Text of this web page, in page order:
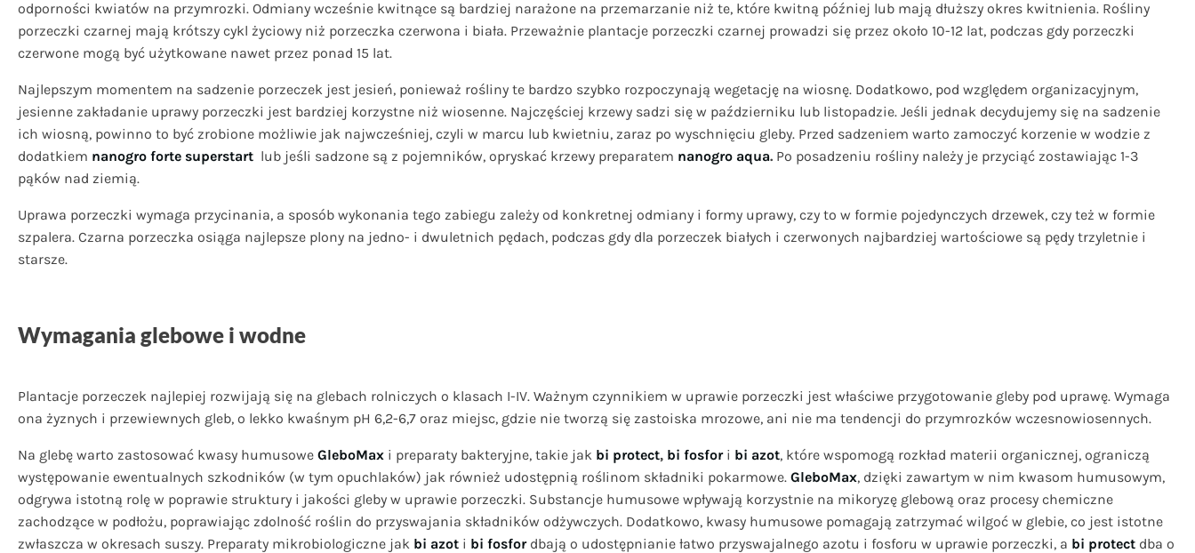
odporności kwiatów na przymrozki. Odmiany wcześnie kwitnące są bardziej narażone na przemarzanie niż te, które kwitną później lub mają dłuższy okres kwitnienia. Rośliny
porzeczki czarnej mają krótszy cykl życiowy niż porzeczka czerwona i biała. Przeważnie plantacje porzeczki czarnej prowadzi się przez około 10-12 lat, podczas gdy porzeczki
czerwone mogą być użytkowane nawet przez ponad 15 lat.
Najlepszym momentem na sadzenie porzeczek jest jesień, ponieważ rośliny te bardzo szybko rozpoczynają wegetację na wiosnę. Dodatkowo, pod względem organizacyjnym,
jesienne zakładanie uprawy porzeczki jest bardziej korzystne niż wiosenne. Najczęściej krzewy sadzi się w październiku lub listopadzie. Jeśli jednak decydujemy się na sadzenie
ich wiosną, powinno to być zrobione możliwie jak najwcześniej, czyli w marcu lub kwietniu, zaraz po wyschnięciu gleby. Przed sadzeniem warto zamoczyć korzenie w wodzie z
dodatkiem nanogro forte superstart lub jeśli sadzone są z pojemników, opryskać krzewy preparatem nanogro aqua. Po posadzeniu rośliny należy je przyciąć zostawiając 1-3
pąków nad ziemią.
Uprawa porzeczki wymaga przycinania, a sposób wykonania tego zabiegu zależy od konkretnej odmiany i formy uprawy, czy to w formie pojedynczych drzewek, czy też w formie
szpalera. Czarna porzeczka osiąga najlepsze plony na jedno- i dwuletnich pędach, podczas gdy dla porzeczek białych i czerwonych najbardziej wartościowe są pędy trzyletnie i
starsze.
Wymagania glebowe i wodne
Plantacje porzeczek najlepiej rozwijają się na glebach rolniczych o klasach I-IV. Ważnym czynnikiem w uprawie porzeczki jest właściwe przygotowanie gleby pod uprawę. Wymaga
ona żyznych i przewiewnych gleb, o lekko kwaśnym pH 6,2-6,7 oraz miejsc, gdzie nie tworzą się zastoiska mrozowe, ani nie ma tendencji do przymrozków wczesnowiosennych.
Na glebę warto zastosować kwasy humusowe GleboMax i preparaty bakteryjne, takie jak bi protect, bi fosfori bi azot, które wspomogą rozkład materii organicznej, ograniczą
występowanie ewentualnych szkodników (w tym opuchlaków) jak również udostępnią roślinom składniki pokarmowe. GleboMax, dzięki zawartym w nim kwasom humusowym,
odgrywa istotną rolę w poprawie struktury i jakości gleby w uprawie porzeczki. Substancje humusowe wpływają korzystnie na mikoryzę glebową oraz procesy chemiczne
zachodzące w podłożu, poprawiając zdolność roślin do przyswajania składników odżywczych. Dodatkowo, kwasy humusowe pomagają zatrzymać wilgoć w glebie, co jest istotne
zwłaszcza w okresach suszy. Preparaty mikrobiologiczne jak bi azot i bi fosfor dbają o udostępnianie łatwo przyswajalnego azotu i fosforu w uprawie porzeczki, a bi protect dba o